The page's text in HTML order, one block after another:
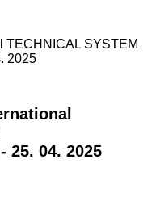
TECHNICAL SYSTEM
2025
25. 04. 2025